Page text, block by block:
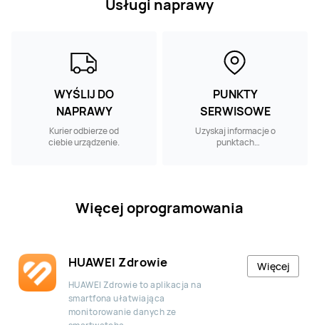
Usługi naprawy
WYŚLIJ DO
NAPRAWY
Kurier odbierze od
ciebie urządzenie.
PUNKTY
SERWISOWE
Uzyskaj informacje o
punktach
Więcej oprogramowania
HUAWEI Zdrowie
HUAWEI Zdrowie to aplikacja na
smartfona ułatwiająca
monitorowanie danych ze
Więcej